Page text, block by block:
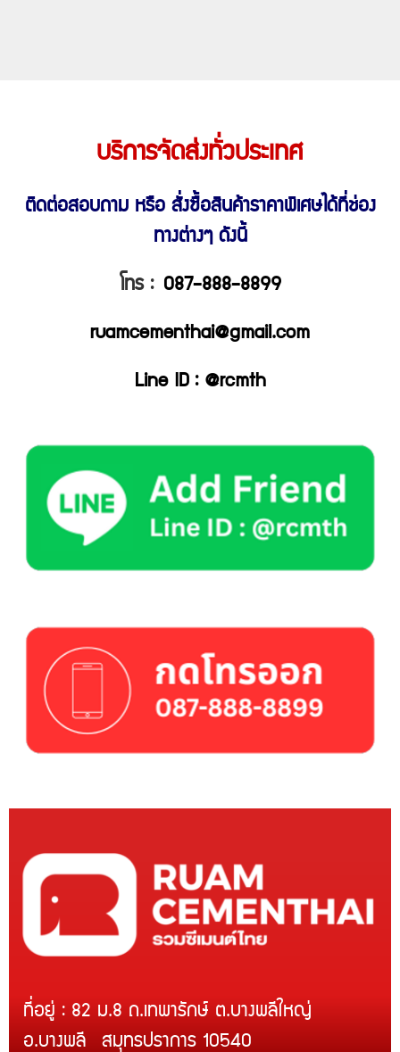
บริการจัดส่งทั่วประเทศ
ติดต่อสอบถาม หรือ สั่งซื้อสินค้าราคาพิเศษได้ที่ช่อง
ทางต่างๆ ดังนี้
โทร : 087-888-8899
ruamcementhai@gmail.com
Line ID : @rcmth
ที่อยู่ : 82 ม.8 ถ.เทพารักษ์ ต.บางพลีใหญ่
อ.บางพลี สมุทรปราการ 10540